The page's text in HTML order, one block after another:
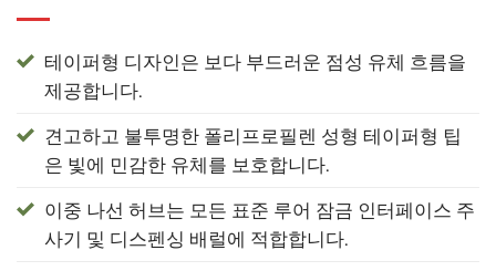
테이퍼형 디자인은 보다 부드러운 점성 유체 흐름을
제공합니다.
견고하고 불투명한 폴리프로필렌 성형 테이퍼형 팁
은 빛에 민감한 유체를 보호합니다.
이중 나선 허브는 모든 표준 루어 잠금 인터페이스 주
사기 및 디스펜싱 배럴에 적합합니다.